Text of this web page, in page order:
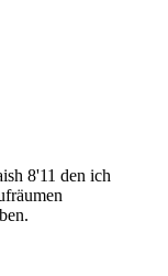
8'11 den ich